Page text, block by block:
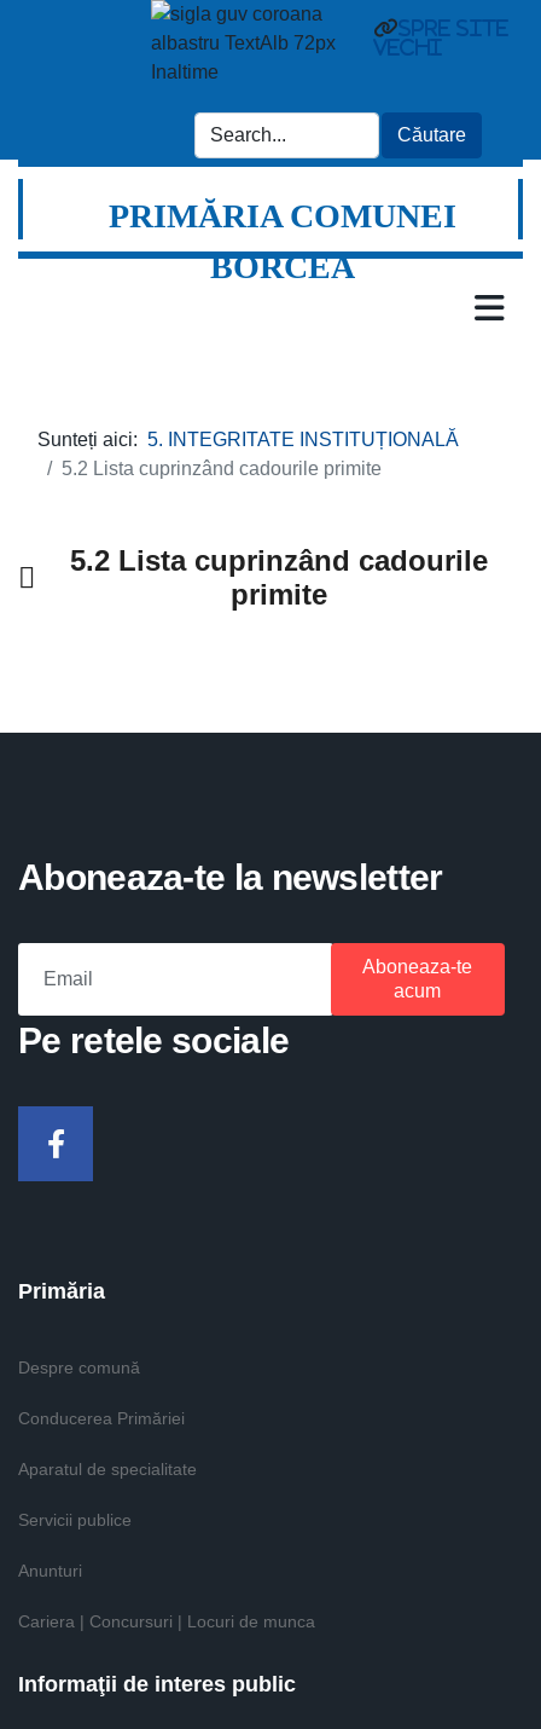
spre site
vechi
PRIMĂRIA COMUNEI
BORCEA
Sunteți aici: 5. INTEGRITATE INSTITUȚIONALĂ
5.2 Lista cuprinzând cadourile primite
5.2 Lista cuprinzând cadourile
primite
Aboneaza-te la newsletter
Aboneaza-te
acum
Pe retele sociale
Facebook
Primăria
Despre comună
Conducerea Primăriei
Aparatul de specialitate
Servicii publice
Anunturi
Cariera | Concursuri | Locuri de munca
Informaţii de interes public